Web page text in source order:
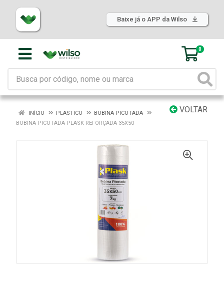
Baixe já o APP da Wilso
0
VOLTAR
INÍCIO PLASTICO
BOBINA PICOTADA
BOBINA PICOTADA PLASK REFORÇADA 35X50